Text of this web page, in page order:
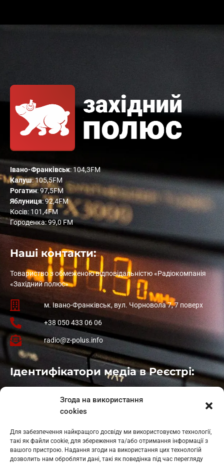
Згода на використання
cookies
Для забезпечення найкращого досвіду ми використовуємо технології,
такі як файли cookie, для збереження та/або отримання інформації з
вашого пристрою. Надання згоди на використання цих технологій
дозволить нам обробляти дані, такі як поведінка під час перегляду
Івано-Франківськ: 104,3FM
Калуш: 105,5FM
Рогатин: 97,5FM
Яблуниця: 92,4FM
Косів: 101,4FM
Городенка: 99,0 FM
Наші контакти:
Товариство з обмеженою відповідальністю «Радіокомпанія
«Західний полюс»
м. Івано-Франківськ, вул. Чорновола 7, 7 поверх
+38 050 433 06 06
radio@z-polus.info
Ідентифікатори медіа в Реєстрі:
: L11-01410
: L11-01801
Косів: L11-01805
Гарасимів: L11-02274